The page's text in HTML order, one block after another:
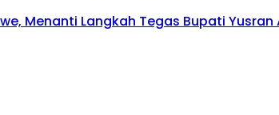
Menanti Langkah Tegas Bupati Yusran